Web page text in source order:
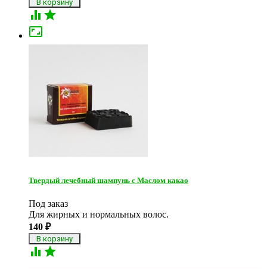
 

Твердый лечебный шампунь c Маслом какао
Под заказ
Для жирных и нормальных волос.​
140 ₽
 